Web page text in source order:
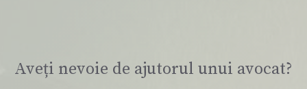
Aveți nevoie de ajutorul unui avocat?